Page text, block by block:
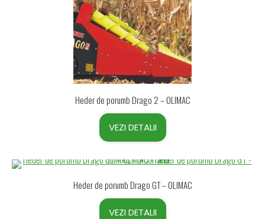
Heder de porumb Drago 2 – OLIMAC
VEZI DETALII
Heder de porumb Drago GT – OLIMAC
VEZI DETALII